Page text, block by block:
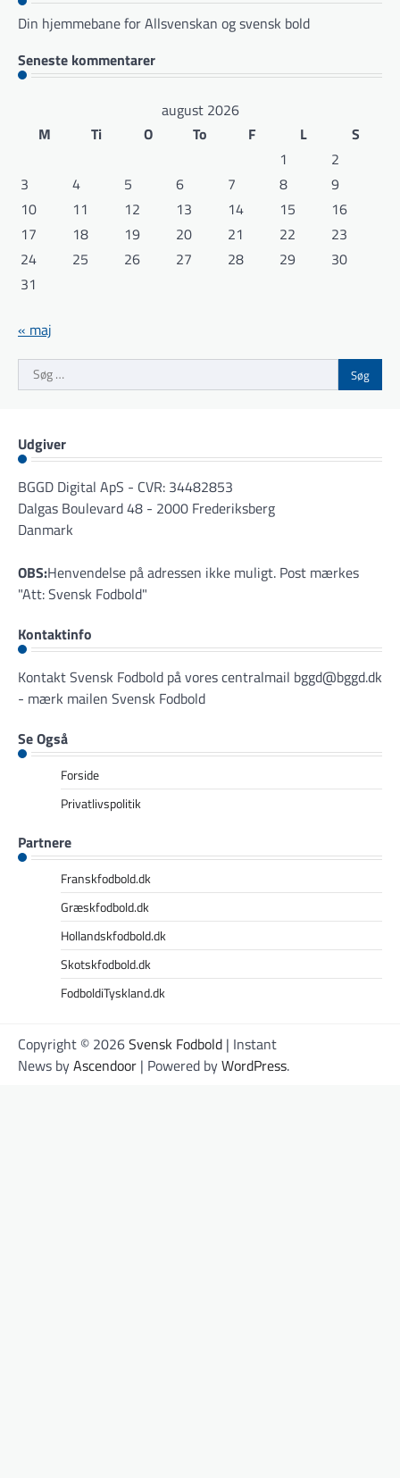
Din hjemmebane for Allsvenskan og svensk bold
Seneste kommentarer
august 2026
M
Ti O To F L
S
1
2
3
4 5 6 7 8
9
10
11 12 13 14 15
16
17
18 19 20 21 22
23
24
25 26 27 28 29
30
31
« maj
Søg
efter:
Udgiver
BGGD Digital ApS - CVR: 34482853
Dalgas Boulevard 48 - 2000 Frederiksberg
Danmark
OBS:Henvendelse på adressen ikke muligt. Post mærkes
"Att: Svensk Fodbold"
Kontaktinfo
Kontakt Svensk Fodbold på vores centralmail bggd@bggd.dk
- mærk mailen Svensk Fodbold
Se Også
Forside
Privatlivspolitik
Partnere
Franskfodbold.dk
Græskfodbold.dk
Hollandskfodbold.dk
Skotskfodbold.dk
FodboldiTyskland.dk
Copyright © 2026Svensk Fodbold | Instant
News byAscendoor | Powered byWordPress.